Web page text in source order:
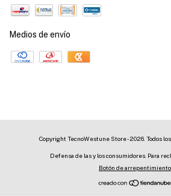
Medios de envío
Copyright TecnoWestune Store - 2026. Todos
Defensa de las y los consumidores. Para
Botón de arrepentimiento